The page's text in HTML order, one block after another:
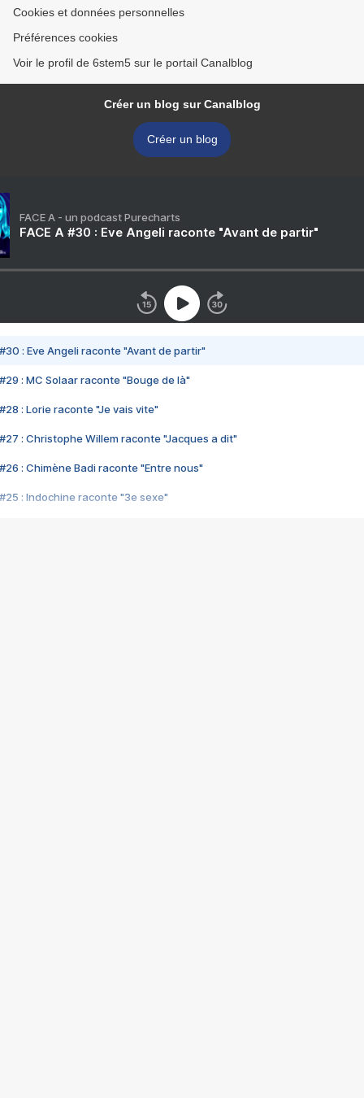
Cookies et données personnelles
Préférences cookies
Voir le profil de 6stem5 sur le portail Canalblog
Créer un blog sur Canalblog
Créer un blog
FACE A - un podcast Purecharts
FACE A #30 : Eve Angeli raconte "Avant de partir"
#30 : Eve Angeli raconte "Avant de partir"
#29 : MC Solaar raconte "Bouge de là"
#28 : Lorie raconte "Je vais vite"
#27 : Christophe Willem raconte "Jacques a dit"
#26 : Chimène Badi raconte "Entre nous"
#25 : Indochine raconte "3e sexe"